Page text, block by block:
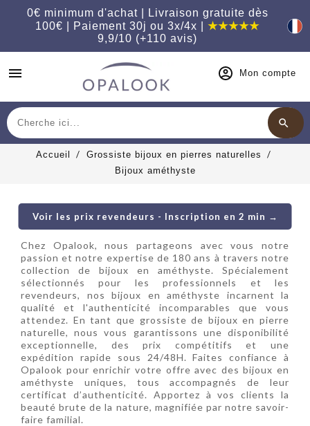
0€ minimum d'achat | Livraison gratuite dès
100€ | Paiement 30j ou 3x/4x |★★★★★
9,9/10 (+110 avis)
menu Mon compte
search
Accueil
Grossiste bijoux en pierres naturelles
Bijoux améthyste
Voir les prix revendeurs - Inscription en 2 min →
Chez Opalook, nous partageons avec vous notre
passion et notre expertise de 180 ans à travers notre
collection de bijoux en améthyste. Spécialement
sélectionnés pour les professionnels et les
revendeurs, nos bijoux en améthyste incarnent la
qualité et l'authenticité incomparables que vous
attendez. En tant que grossiste de bijoux en pierre
naturelle, nous vous garantissons une disponibilité
exceptionnelle, des prix compétitifs et une
expédition rapide sous 24/48H. Faites confiance à
Opalook pour enrichir votre offre avec des bijoux en
améthyste uniques, tous accompagnés de leur
certificat d’authenticité. Apportez à vos clients la
beauté brute de la nature, magnifiée par notre savoir-
faire familial.